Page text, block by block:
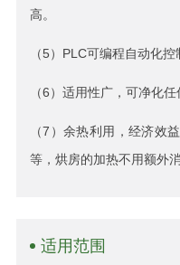
高。
（5）PLC可编程自动化控
（6）适用性广，可净化
（7）余热利用，经济效
等，烘房的加热不用额外
适用范围